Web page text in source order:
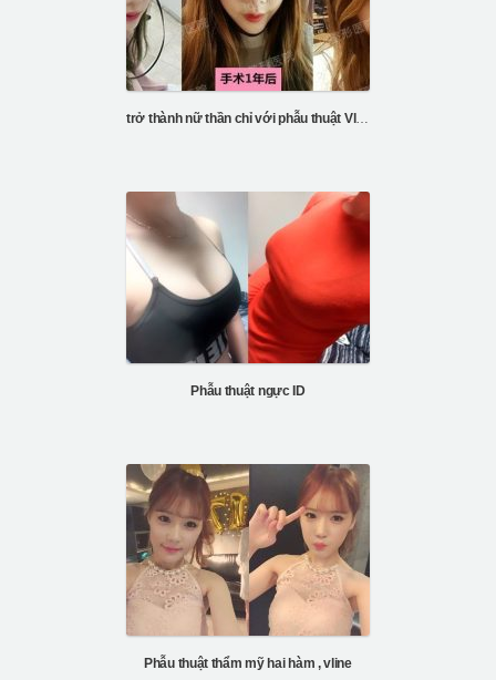
trở thành nữ thần chỉ với phẫu thuật Vline và gò má
Phẫu thuật ngực ID
Phẫu thuật thẩm mỹ hai hàm , vline